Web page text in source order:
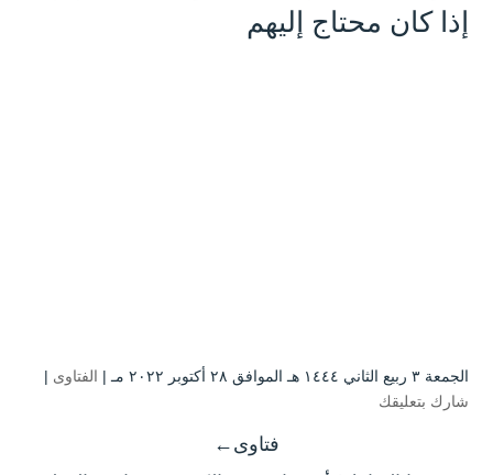
إذا كان محتاج إليهم
الجمعة ۳ ربيع الثاني ۱٤٤٤ هـ الموافق ۲۸ أكتوبر ۲۰۲۲ مـ | الفتاوى |
شارك بتعليقك
فتاوى←